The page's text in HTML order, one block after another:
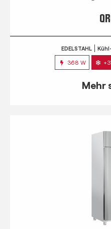
EDELSTAHL
368 W
Mehr